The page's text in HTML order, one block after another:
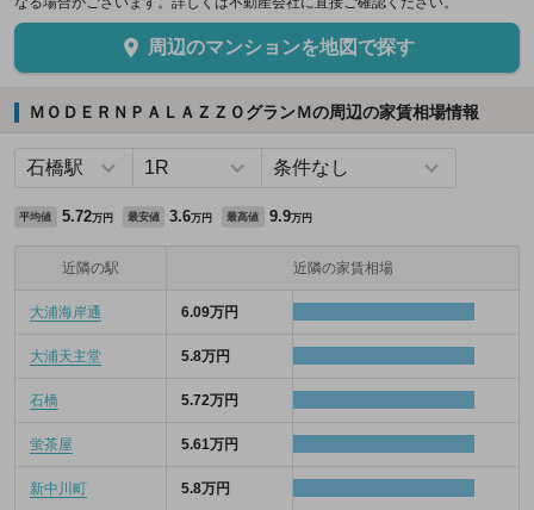
周辺のマンションを地図で探す
ＭＯＤＥＲＮＰＡＬＡＺＺＯグランＭの周辺の家賃相場情報
平均値 5.72万円 最安値 3.6万円 最高値 9.9万円
近隣の駅 近隣の家賃相場
大浦海岸通 6.09万円
大浦天主堂 5.8万円
石橋 5.72万円
蛍茶屋 5.61万円
新中川町 5.8万円